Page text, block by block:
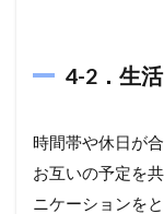
4-2．生
時間帯や休日が
お互いの予定を
ニケーションを